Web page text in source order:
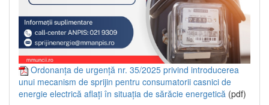
Ordonanța de urgență nr. 35/2025 privind introducerea
unui mecanism de sprijin pentru consumatorii casnici de
energie electrică aflați în situația de sărăcie energetică (pdf)